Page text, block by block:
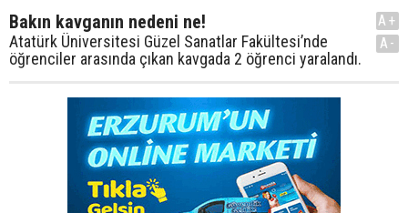
Bakın kavganın nedeni ne!
Atatürk Üniversitesi Güzel Sanatlar Fakültesi’nde
öğrenciler arasında çıkan kavgada 2 öğrenci yaralandı.
A+
A-